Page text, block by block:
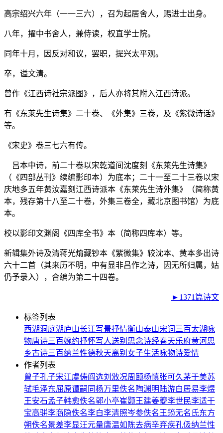
高宗绍兴六年（一一三六），召为起居舍人，赐进士出身。
八年，擢中书舍人，兼侍读，权直学士院。
同年十月，因反对和议，罢职，提兴太平观。
卒，谥文清。
曾作《江西诗社宗派图》，后人亦将其附入江西诗派。
有《东莱先生诗集》二十卷、《外集》三卷，及《紫微诗话》
等。
《宋史》卷三七六有传。
吕本中诗，前二十卷以宋乾道间沈度刻《东莱先生诗集》
（《四部丛刊》续编影印本）为底本；二十一至二十三卷以宋
庆地多五年黄汝嘉刻江西诗派本《东莱先生诗外集》（简称黄
本，残存第十八至二十卷，外集三卷全，藏北京图书馆）为底
本。
校以影印文渊阁《四库全书》本（简称四库本）等。
新辑集外诗及清蒋光焴藏钞本《紫微集》较沈本、黄本多出诗
六十二首（其来历不明，中有显非吕作之诗，因无所归属，姑
仍予录入），合编为第二十四卷。
►1371篇诗文
标签列表
西湖洞庭湖庐山长江写景抒情衡山泰山宋词三百太湖 咏
物唐诗三百婉约抒怀写人送别 思念诗经春天乐府黄河思
乡古诗三百纳兰性德秋天离别 女子生活咏物诗爱情
作者列表
曾子孔子宋江虞俦阎选刘攽况周颐杨慎张可久茅于美苏
轼毛泽东屈原谭嗣同杨万里佚名 陶渊明 陆游白居易李煜
王安石孟子韩愈佚名郭小亭崔颢王建姜夔李世民李适干
宝高骈李商隐佚名李白李清照岑参佚名 王筠无名氏东方
朔佚名景差李显汪元量唐温如 陈去病辛弃疾孔伋纳兰性